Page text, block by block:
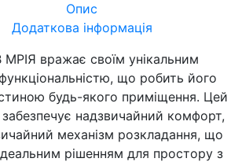
Опис
Додаткова інформація
МРІЯ вражає своїм унікальним
що робить його
будь-якого приміщення. Цей
надзвичайний комфорт,
механізм розкладання, що
рішенням для простору з